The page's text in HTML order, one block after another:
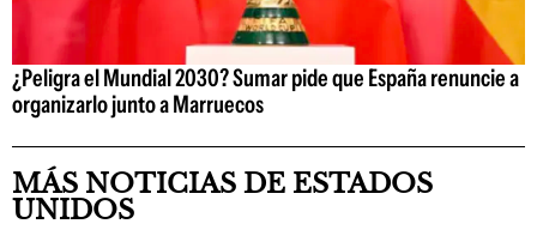
¿Peligra el Mundial 2030? Sumar pide que España renuncie a
organizarlo junto a Marruecos
MÁS NOTICIAS DE ESTADOS
UNIDOS